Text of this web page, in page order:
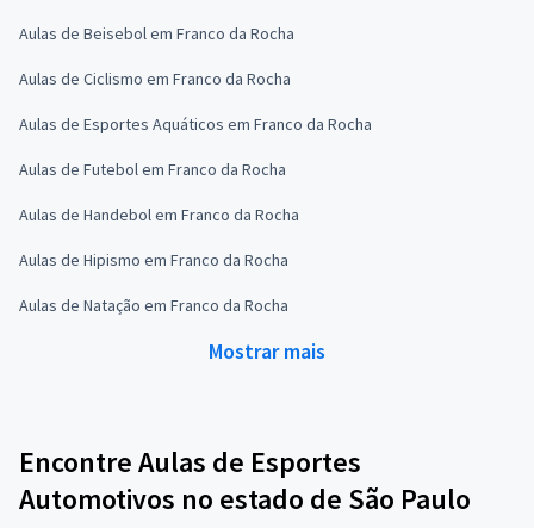
Aulas de Beisebol em Franco da Rocha
Aulas de Ciclismo em Franco da Rocha
Aulas de Esportes Aquáticos em Franco da Rocha
Aulas de Futebol em Franco da Rocha
Aulas de Handebol em Franco da Rocha
Aulas de Hipismo em Franco da Rocha
Aulas de Natação em Franco da Rocha
Mostrar mais
Encontre Aulas de Esportes
Automotivos no estado de São Paulo